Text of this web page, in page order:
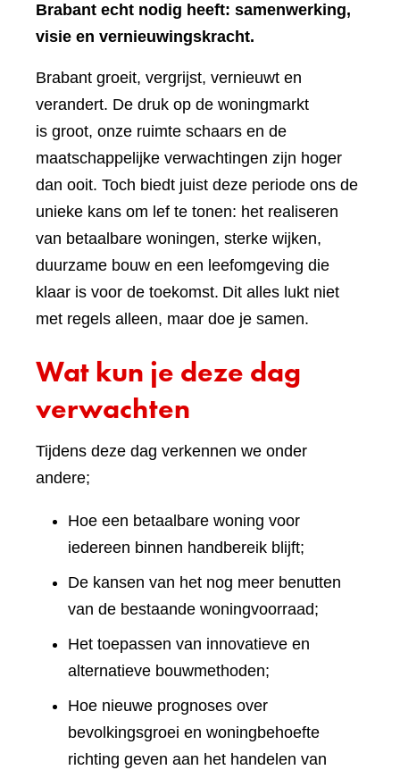
Brabant echt nodig heeft: samenwerking,
visie en vernieuwingskracht.
Brabant groeit, vergrijst, vernieuwt en
verandert. De druk op de woningmarkt
is groot, onze ruimte schaars en de
maatschappelijke verwachtingen zijn hoger
dan ooit. Toch biedt juist deze periode ons de
unieke kans om lef te tonen: het realiseren
van betaalbare woningen, sterke wijken,
duurzame bouw en een leefomgeving die
klaar is voor de toekomst. Dit alles lukt niet
met regels alleen, maar doe je samen.
Wat kun je deze dag
verwachten
Tijdens deze dag verkennen we onder
andere;
Hoe een betaalbare woning voor
iedereen binnen handbereik blijft;
De kansen van het nog meer benutten
van de bestaande woningvoorraad;
Het toepassen van innovatieve en
alternatieve bouwmethoden;
Hoe nieuwe prognoses over
bevolkingsgroei en woningbehoefte
richting geven aan het handelen van